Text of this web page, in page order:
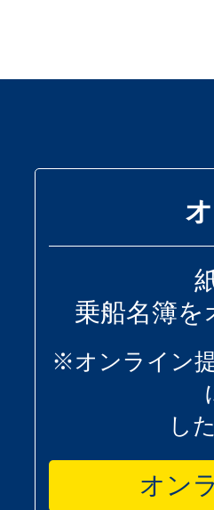
乗船名簿
※オンライン
し
オン